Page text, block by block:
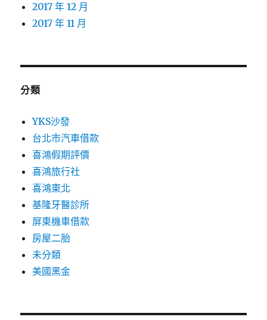
2017 年 12 月
2017 年 11 月
分類
YKS沙發
台北市汽車借款
喜鴻假期評價
喜鴻旅行社
喜鴻東北
基隆牙醫診所
屏東機車借款
房屋二胎
未分類
美國黑金